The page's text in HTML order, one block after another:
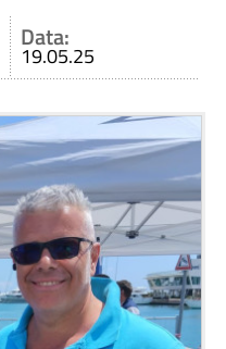
Data:
19.05.25